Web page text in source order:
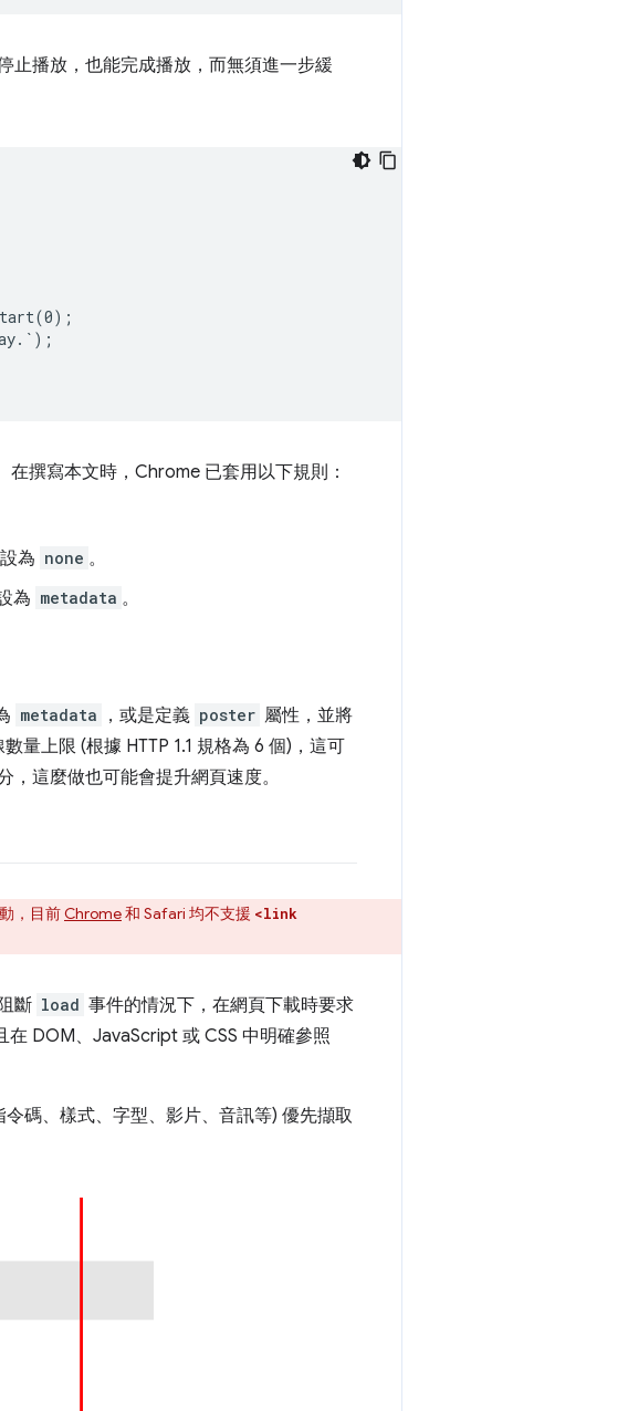
止播放，也能完成播放，而無須進一步緩
在撰寫本文時，Chrome 已套用以下規則：
為 none 。
為 metadata 。
metadata ，或是定義 poster 屬性，並將
量上限 (根據 HTTP 1.1 規格為 6 個)，這可
這麼做也可能會提升網頁速度。
，目前Chrome和 Safari 均不支援 <link
斷 load 事件的情況下，在網頁下載時要求
DOM、JavaScript 或 CSS 中明確參照
碼、樣式、字型、影片、音訊等) 優先擷取